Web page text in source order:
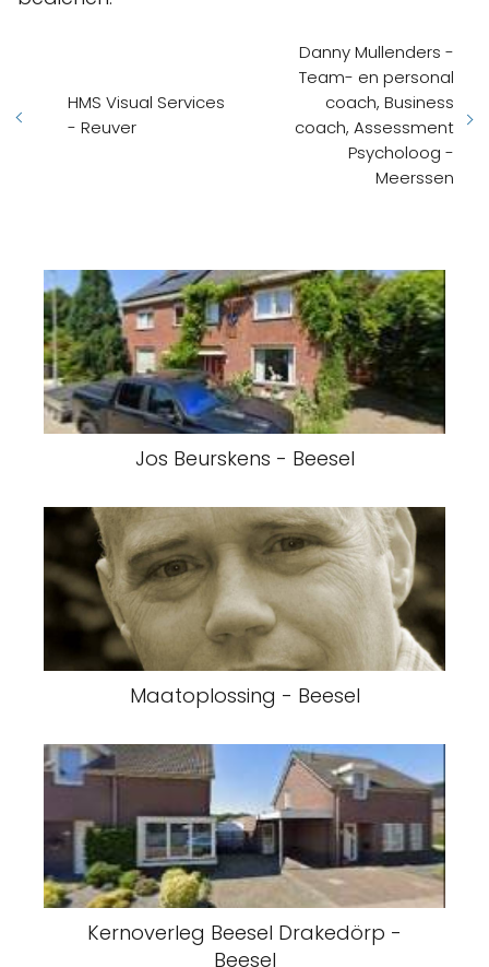
HMS Visual Services
- Reuver
Danny Mullenders -
Team- en personal
coach, Business
coach, Assessment
Psycholoog -
Meerssen
Jos Beurskens - Beesel
Maatoplossing - Beesel
Kernoverleg Beesel Drakedörp -
Beesel